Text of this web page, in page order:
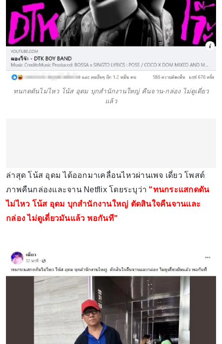
ทนกดดันไม่ไหว โน้ส อุดม บุกสำนักงานใหญ่ คืนจาน-กล่อง ไม่ดูเดี่ยว
แล้ว
ล่าสุด โน้ส อุดม ได้ออกมาเคลื่อนไหวผ่านเพจ เดี่ยว โพสต์
ภาพคืนกล่องและจาน Netflix โดยระบุว่า "ทนกระแสกดดัน
ไม่ไหว โน้ส อุดม บุกสำนักงานใหญ่ ตัดสินใจคืนจานและ
กล่อง ไม่ดูเดี่ยวมันแล้ว พอกันที"